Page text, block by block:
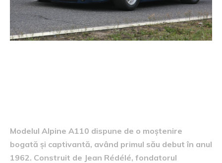
Modelul Alpine A110 dispune de o moștenire
bogată și captivantă, având primul său debut în anul
1962. Construit de Jean Rédélé, fondatorul